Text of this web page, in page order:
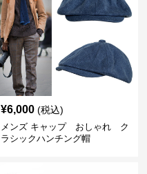
¥6,000 (税込)
メンズ キャップ おしゃれ ク
ラシックハンチング帽